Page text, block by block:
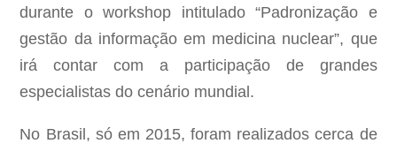
durante o workshop intitulado “Padronização e
gestão da informação em medicina nuclear”, que
irá contar com a participação de grandes
especialistas do cenário mundial.
No Brasil, só em 2015, foram realizados cerca de